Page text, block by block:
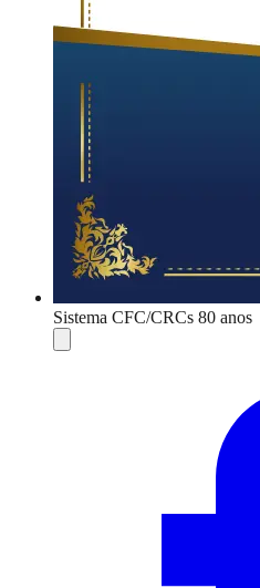
Sistema CFC/CRCs 80 anos
Compartilhar